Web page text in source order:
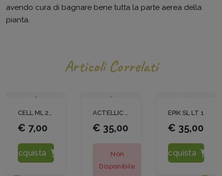
avendo cura di bagnare bene tutta la parte aerea della
pianta.
Articoli Correlati
CELL ML 250
€ 7,00
Acquista
ACTELLIC 50
€ 35,00
Non
Disponibile
EPIK SL LT 1
€ 35,00
Acquista